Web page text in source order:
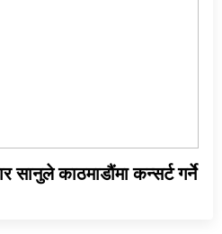
सानुले काठमाडौंमा कन्सर्ट गर्ने